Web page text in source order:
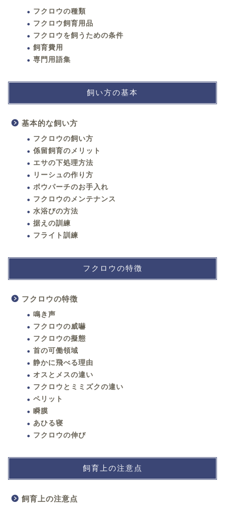
フクロウの種類
フクロウ飼育用品
フクロウを飼うための条件
飼育費用
専門用語集
飼い方の基本
基本的な飼い方
フクロウの飼い方
係留飼育のメリット
エサの下処理方法
リーシュの作り方
ボウパーチのお手入れ
フクロウのメンテナンス
水浴びの方法
据えの訓練
フライト訓練
フクロウの特徴
フクロウの特徴
鳴き声
フクロウの威嚇
フクロウの擬態
首の可働領域
静かに飛べる理由
オスとメスの違い
フクロウとミミズクの違い
ペリット
瞬膜
あひる寝
フクロウの伸び
飼育上の注意点
飼育上の注意点